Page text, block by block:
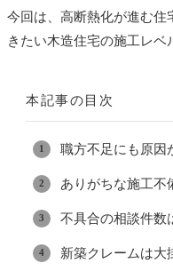
今回は、高断熱化が進む住
きたい木造住宅の施工レベ
本記事の目次
職方不足にも原因
ありがちな施工不
不具合の相談件数
新築クレームは大